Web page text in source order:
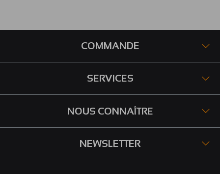
COMMANDE
SERVICES
NOUS CONNAÎTRE
NEWSLETTER